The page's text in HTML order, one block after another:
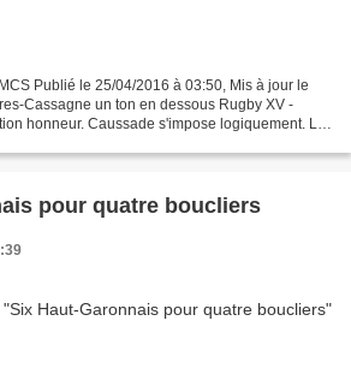
Publié le 25/04/2016 à 03:50, Mis à jour le
Cassagne un ton en dessous Rugby XV -
honneur. Caussade s'impose logiquement. Le
pour quatre boucliers